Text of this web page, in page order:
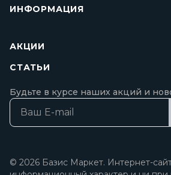
ИНФОРМАЦИЯ
АКЦИИ
СТАТЬИ
Будьте в курсе наших акций и
© 2026 Базис Маркет. Интернет-